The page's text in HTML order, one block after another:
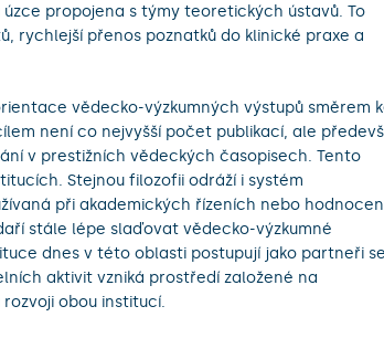
propojena s týmy teoretických ústavů. To
rychlejší přenos poznatků do klinické praxe a
vědecko-výzkumných výstupů směrem
není co nejvyšší počet publikací, ale
v prestižních vědeckých časopisech. Tento
Stejnou filozofii odráží i systém
při akademických řízeních nebo
stále lépe slaďovat vědecko-výzkumné
dnes v této oblasti postupují jako partneři se
aktivit vzniká prostředí založené na
obou institucí.